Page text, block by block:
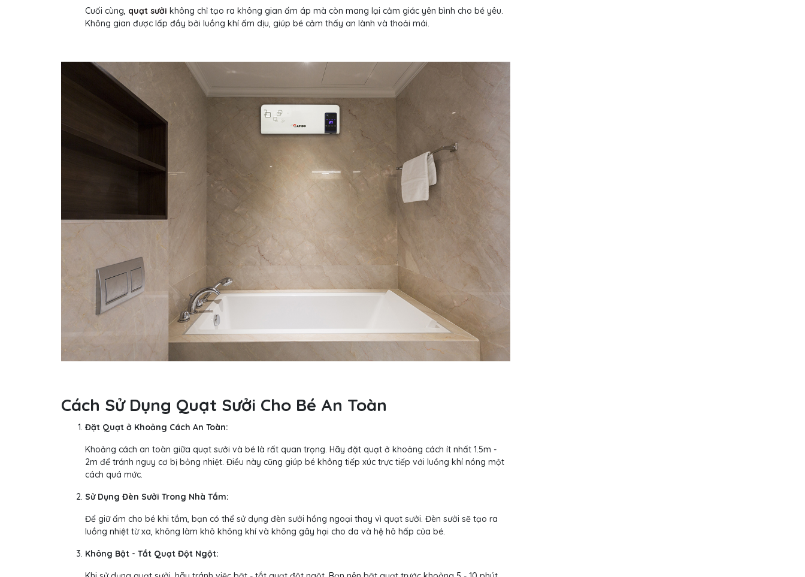
Cuối cùng, quạt sưởi không chỉ tạo ra không gian ấm áp mà còn mang lại cảm giác yên bình cho bé yêu.
Không gian được lấp đầy bởi luồng khí ấm dịu, giúp bé cảm thấy an lành và thoải mái.
Cách Sử Dụng Quạt Sưởi Cho Bé An Toàn
Đặt Quạt ở Khoảng Cách An Toàn:
Khoảng cách an toàn giữa quạt sưởi và bé là rất quan trọng. Hãy đặt quạt ở khoảng cách ít nhất 1.5m -
2m để tránh nguy cơ bị bỏng nhiệt. Điều này cũng giúp bé không tiếp xúc trực tiếp với luồng khí nóng một
cách quá mức.
Sử Dụng Đèn Sưởi Trong Nhà Tắm:
Để giữ ấm cho bé khi tắm, bạn có thể sử dụng đèn sưởi hồng ngoại thay vì quạt sưởi. Đèn sưởi sẽ tạo ra
luồng nhiệt từ xa, không làm khô không khí và không gây hại cho da và hệ hô hấp của bé.
Không Bật - Tắt Quạt Đột Ngột: